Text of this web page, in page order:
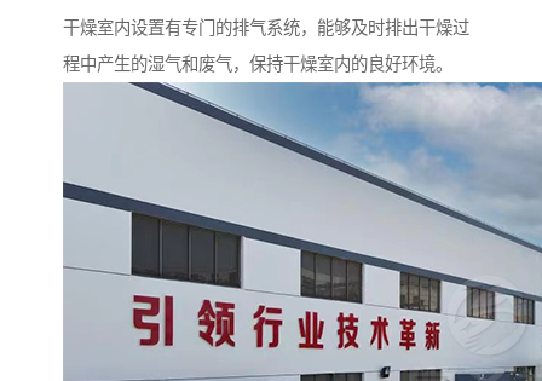
干燥室内设置有专门的排气系统，能够及时排出干燥过
程中产生的湿气和废气，保持干燥室内的良好环境。